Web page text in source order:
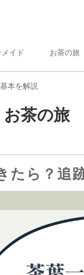
イド お茶の旅
本を解説
お茶の旅
たら？追